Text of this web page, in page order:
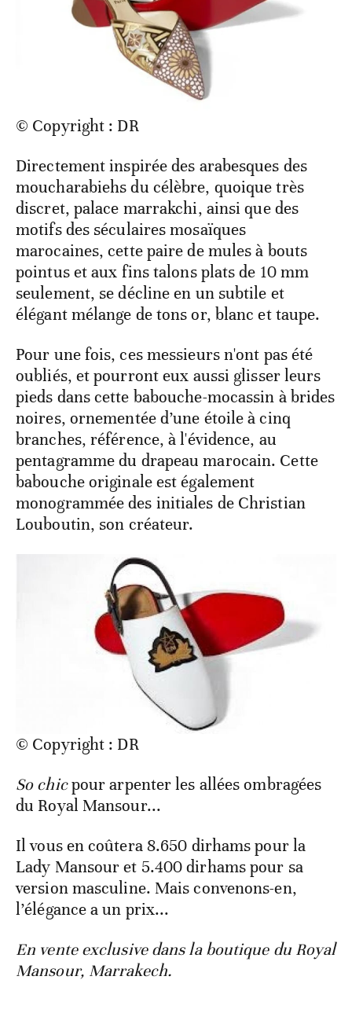
© Copyright : DR
Directement inspirée des arabesques des
moucharabiehs du célèbre, quoique très
discret, palace marrakchi, ainsi que des
motifs des séculaires mosaïques
marocaines, cette paire de mules à bouts
pointus et aux fins talons plats de 10 mm
seulement, se décline en un subtile et
élégant mélange de tons or, blanc et taupe.
Pour une fois, ces messieurs n'ont pas été
oubliés, et pourront eux aussi glisser leurs
pieds dans cette babouche-mocassin à brides
noires, ornementée d’une étoile à cinq
branches, référence, à l'évidence, au
pentagramme du drapeau marocain. Cette
babouche originale est également
monogrammée des initiales de Christian
Louboutin, son créateur.
© Copyright : DR
So chicpour arpenter les allées ombragées
du Royal Mansour...
Il vous en coûtera 8.650 dirhams pour la
Lady Mansour et 5.400 dirhams pour sa
version masculine. Mais convenons-en,
l’élégance a un prix...
En vente exclusive dans la boutique du Royal
Mansour, Marrakech.